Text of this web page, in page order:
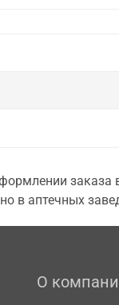
заказа
в аптечных
О